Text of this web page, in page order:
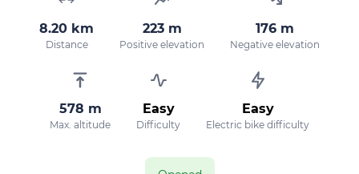
8.20 km
Distance
223 m
Positive elevation
176 m
Negative elevation
578 m
Max. altitude
Easy
Difficulty
Easy
Electric bike difficulty